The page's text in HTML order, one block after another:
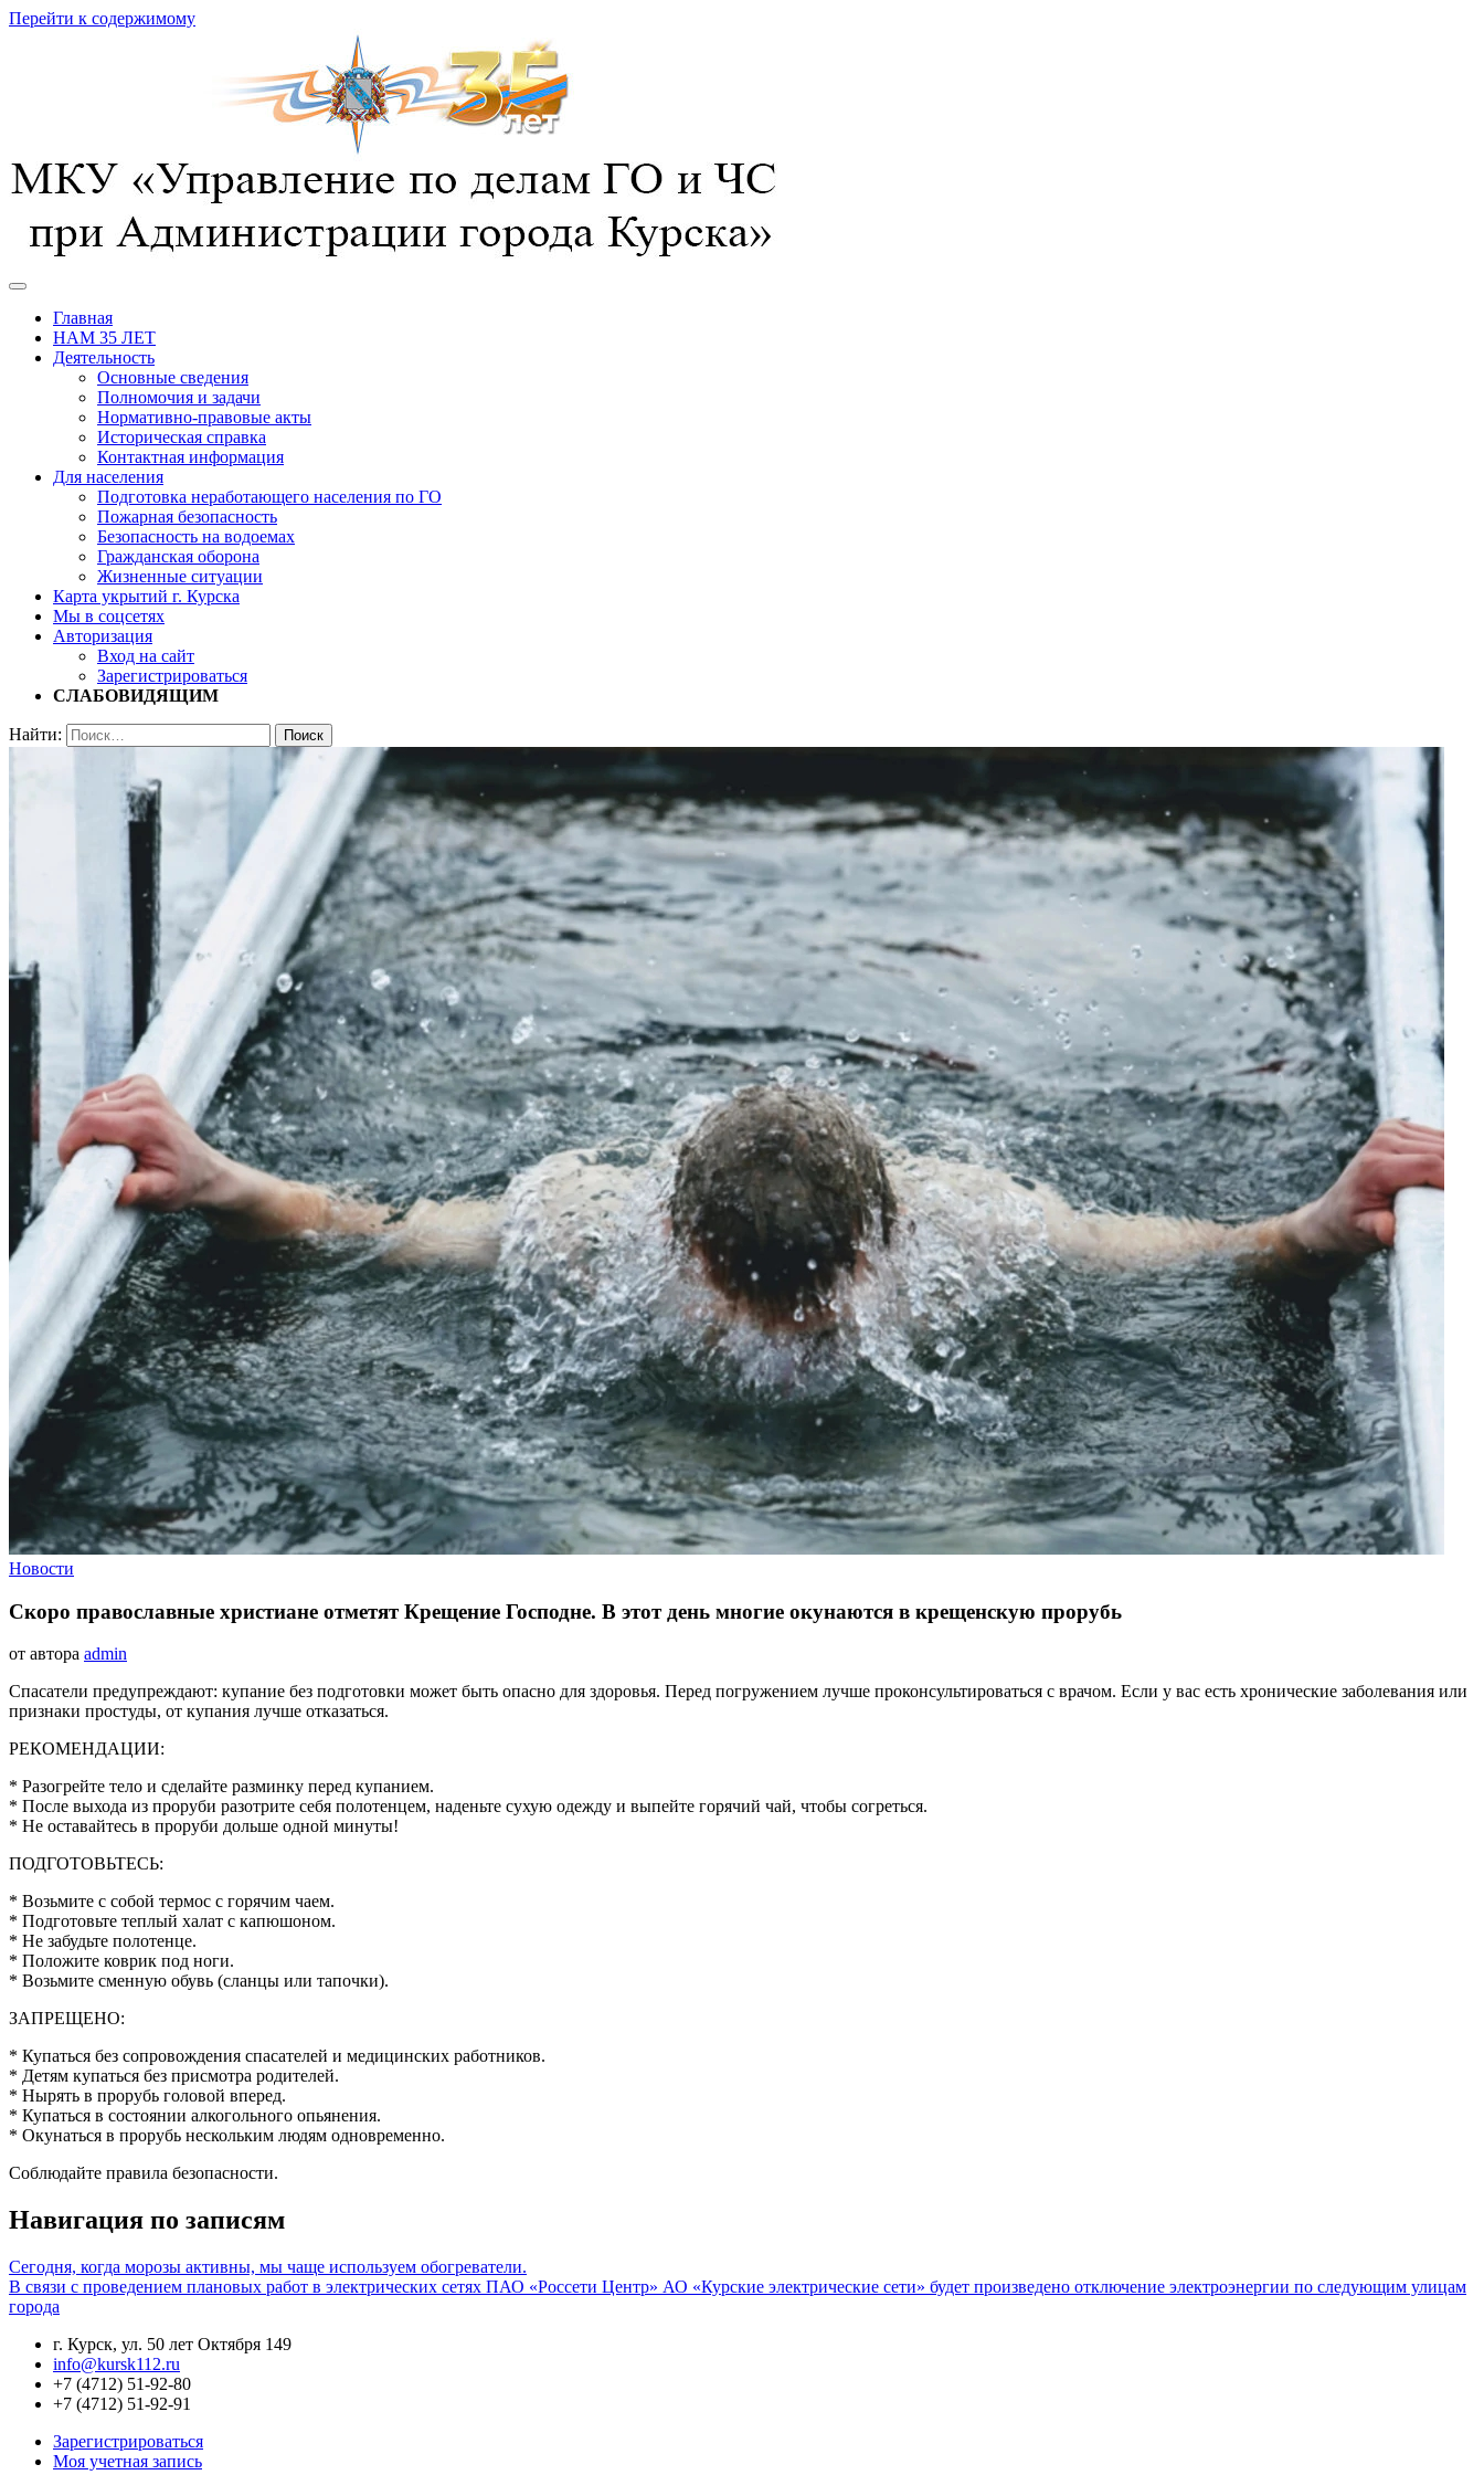
Перейти к содержимому
УГОЧС г. Курска
Главная
НАМ 35 ЛЕТ
Деятельность
Основные сведения
Полномочия и задачи
Нормативно-правовые акты
Историческая справка
Контактная информация
Для населения
Подготовка неработающего населения по ГО
Пожарная безопасность
Безопасность на водоемах
Гражданская оборона
Жизненные ситуации
Карта укрытий г. Курска
Мы в соцсетях
Авторизация
Вход на сайт
Зарегистрироваться
СЛАБОВИДЯЩИМ
Найти:
Новости
Скоро православные христиане отметят Крещение Господне. В этот день многие окунаются в крещенскую прорубь
от автора admin
Спасатели предупреждают: купание без подготовки может быть опасно для здоровья. Перед погружением лучше проконсультироваться с врачом. Если у вас есть хронические заболевания или
признаки простуды, от купания лучше отказаться.
РЕКОМЕНДАЦИИ:
* Разогрейте тело и сделайте разминку перед купанием.
* После выхода из проруби разотрите себя полотенцем, наденьте сухую одежду и выпейте горячий чай, чтобы согреться.
* Не оставайтесь в проруби дольше одной минуты!
ПОДГОТОВЬТЕСЬ:
* Возьмите с собой термос с горячим чаем.
* Подготовьте теплый халат с капюшоном.
* Не забудьте полотенце.
* Положите коврик под ноги.
* Возьмите сменную обувь (сланцы или тапочки).
ЗАПРЕЩЕНО:
* Купаться без сопровождения спасателей и медицинских работников.
* Детям купаться без присмотра родителей.
* Нырять в прорубь головой вперед.
* Купаться в состоянии алкогольного опьянения.
* Окунаться в прорубь нескольким людям одновременно.
Соблюдайте правила безопасности.
Навигация по записям
Сегодня, когда морозы активны, мы чаще используем обогреватели.
В связи с проведением плановых работ в электрических сетях ПАО «Россети Центр» АО «Курские электрические сети» будет произведено отключение электроэнергии по следующим улицам
города
г. Курск, ул. 50 лет Октября 149
info@kursk112.ru
+7 (4712) 51-92-80
+7 (4712) 51-92-91
Зарегистрироваться
Моя учетная запись